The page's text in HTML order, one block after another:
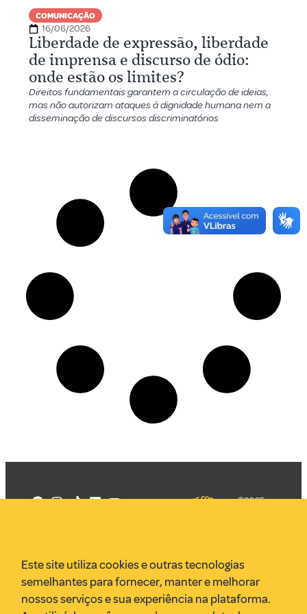
COMUNICAÇÃO
16/06/2026
Liberdade de expressão, liberdade
de imprensa e discurso de ódio:
onde estão os limites?
Direitos fundamentais garantem a circulação de ideias,
mas não autorizam ataques à dignidade humana nem a
disseminação de discursos discriminatórios
VR Assessoria
Parcerias
Envie uma pauta
©2025
Este site utiliza cookies e outras tecnologias
semelhantes para fornecer, manter e melhorar
nossos serviços e sua experiência na plataforma.